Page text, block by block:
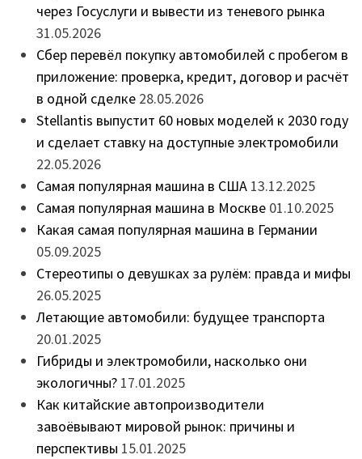
через Госуслуги и вывести из теневого рынка
31.05.2026
Сбер перевёл покупку автомобилей с пробегом в
приложение: проверка, кредит, договор и расчёт
в одной сделке 28.05.2026
Stellantis выпустит 60 новых моделей к 2030 году
и сделает ставку на доступные электромобили
22.05.2026
Самая популярная машина в США 13.12.2025
Самая популярная машина в Москве 01.10.2025
Какая самая популярная машина в Германии
05.09.2025
Стереотипы о девушках за рулём: правда и мифы
26.05.2025
Летающие автомобили: будущее транспорта
20.01.2025
Гибриды и электромобили, насколько они
экологичны? 17.01.2025
Как китайские автопроизводители
завоёвывают мировой рынок: причины и
перспективы 15.01.2025